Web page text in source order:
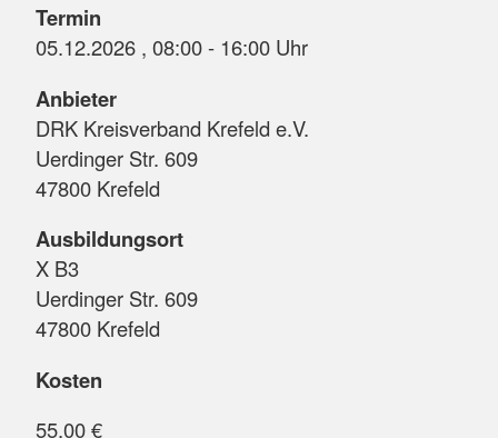
Termin
05.12.2026 , 08:00 - 16:00 Uhr
Anbieter
DRK Kreisverband Krefeld e.V.
Uerdinger Str. 609
47800 Krefeld
Ausbildungsort
X B3
Uerdinger Str. 609
47800 Krefeld
Kosten
55,00 €